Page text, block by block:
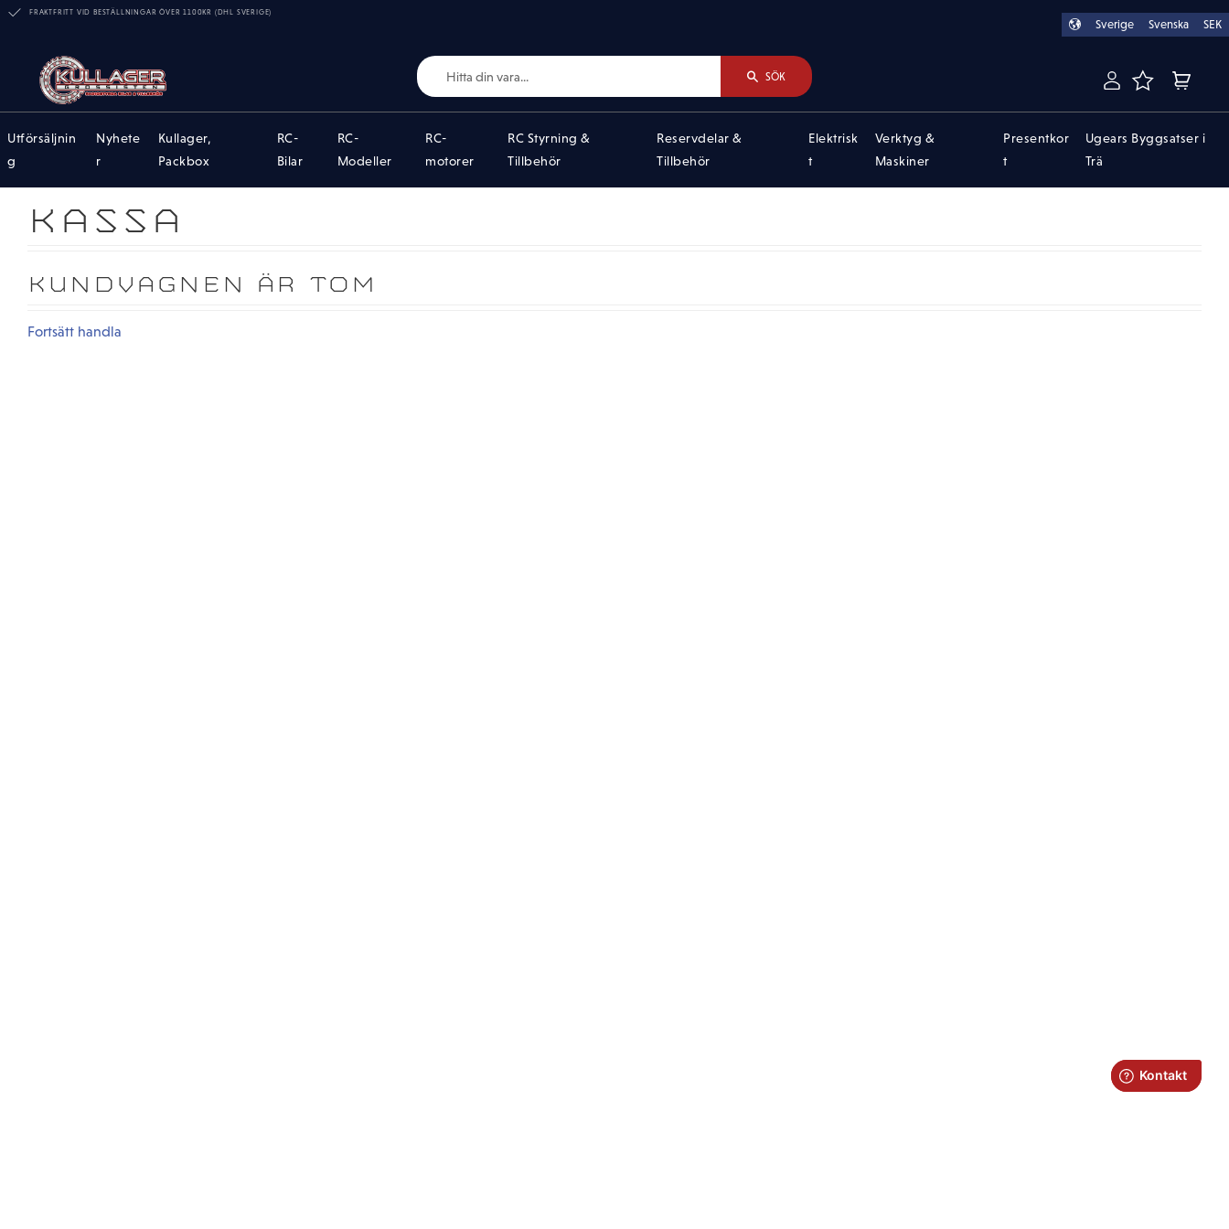
FRAKTFRITT VID BESTÄLLNINGAR ÖVER 1100KR (DHL SVERIGE)
Sverige Svenska SEK
SÖK FAVORITER
Utförsäljnin
g
Nyhete
r
Kullager,
Packbox
RC-
Bilar
RC-
Modeller
RC-
motorer
RC Styrning &
Tillbehör
Reservdelar &
Tillbehör
Elektrisk
t
Verktyg &
Maskiner
Presentkor
t
Ugears Byggsatser i
Trä
KASSA
KUNDVAGNEN ÄR TOM
Fortsätt handla